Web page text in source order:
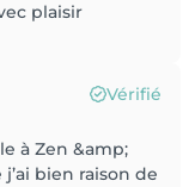
plaisir
Vérifié
à Zen &amp;
bien raison de